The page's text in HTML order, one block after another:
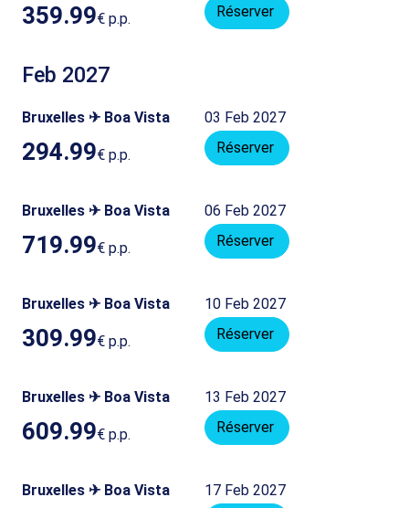
359.99€ p.p. Réserver
Feb 2027
Bruxelles ✈ Boa Vista 03 Feb 2027
294.99€ p.p. Réserver
Bruxelles ✈ Boa Vista 06 Feb 2027
719.99€ p.p. Réserver
Bruxelles ✈ Boa Vista 10 Feb 2027
309.99€ p.p. Réserver
Bruxelles ✈ Boa Vista 13 Feb 2027
609.99€ p.p. Réserver
Bruxelles ✈ Boa Vista 17 Feb 2027